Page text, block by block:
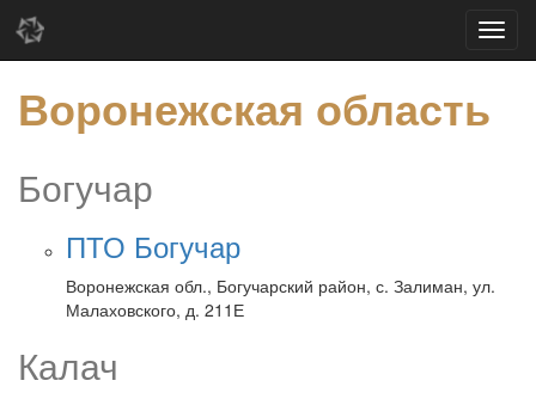
Воронежская область
Богучар
ПТО Богучар
Воронежская обл., Богучарский район, с. Залиман, ул.
Малаховского, д. 211Е
Калач